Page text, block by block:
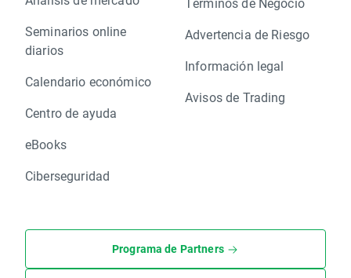
Seminarios online
diarios
Calendario económico
Centro de ayuda
eBooks
Ciberseguridad
Advertencia de Riesgo
Información legal
Avisos de Trading
Programa de Partners